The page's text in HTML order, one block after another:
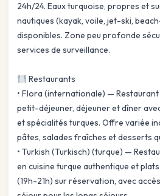
24h/24. Eaux turquoise, propres et
nautiques (kayak, voile, jet-ski,
disponibles. Zone peu profonde
services de surveillance.
Restaurants
• Flora (internationale) —
petit-déjeuner, déjeuner et dîner
et spécialités turques. Offre variée
pâtes, salades fraîches et desserts
• Turkish (Turkisch) (turque) —
en cuisine turque authentique et
(19h-21h) sur réservation, avec